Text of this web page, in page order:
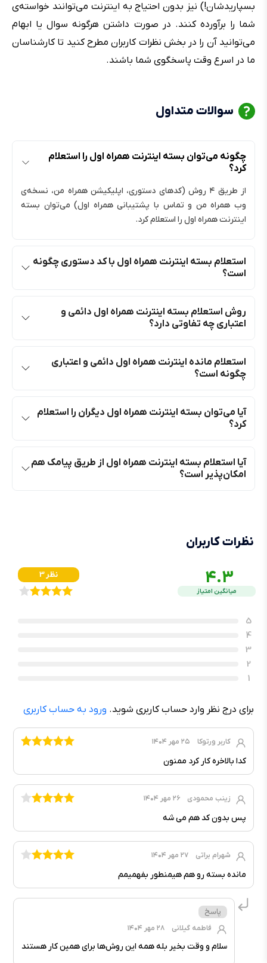
بسپاریدشان!) نیز بدون احتیاج به اینترنت می‌توانند خواسته‌ی
شما را برآورده کنند. در صورت داشتن هرگونه سوال یا ابهام
می‌توانید آن را در بخش نظرات کاربران مطرح کنید تا کارشناسان
ما در اسرع وقت پاسخگوی شما باشند.
سوالات متداول
چگونه می‌توان بسته اینترنت همراه اول را استعلام
کرد؟
از طریق ۴ روش (کدهای دستوری، اپلیکیشن همراه من، نسخه‌ی
وب همراه من و تماس با پشتیبانی همراه اول) می‌توان بسته
اینترنت همراه اول را استعلام کرد.
استعلام بسته اینترنت همراه اول با کد دستوری چگونه
است؟
روش استعلام بسته اینترنت همراه اول دائمی و
اعتباری چه تفاوتی دارد؟
استعلام مانده اینترنت همراه اول دائمی و اعتباری
چگونه است؟
آیا می‌توان بسته اینترنت همراه اول دیگران را استعلام
کرد؟
آیا استعلام بسته اینترنت همراه اول از طریق پیامک هم
امکان‌پذیر است؟
نظرات کاربران
4.3
میانگین امتیاز
3 نظر
5
4
3
2
1
برای درج نظر وارد حساب کاربری شوید. ورود به حساب کاربری
کاربر ورتوکا ۲۵ مهر ۱۴۰۴
کدا بالاخره کار کرد ممنون
زینب محمودی ۲۶ مهر ۱۴۰۴
پس بدون کد هم می شه
شهرام براتی ۲۷ مهر ۱۴۰۴
مانده بسته رو هم هیمنطور بفهمیمم
فاطمه گیلانی ۲۸ مهر ۱۴۰۴
سلام و وقت بخیر بله همه این روش‌ها برای همین کار هستند